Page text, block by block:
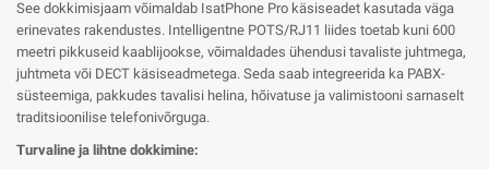
See dokkimisjaam võimaldab IsatPhone Pro käsiseadet kasutada väga
erinevates rakendustes. Intelligentne POTS/RJ11 liides toetab kuni 600
meetri pikkuseid kaablijookse, võimaldades ühendusi tavaliste juhtmega,
juhtmeta või DECT käsiseadmetega. Seda saab integreerida ka PABX-
süsteemiga, pakkudes tavalisi helina, hõivatuse ja valimistooni sarnaselt
traditsioonilise telefonivõrguga.
Turvaline ja lihtne dokkimine: